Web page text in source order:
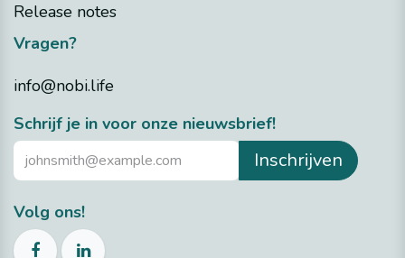
Release notes
Vragen?
info@nobi.life
​Schrijf je in voor onze nieuwsbrief!
Inschrijven
Volg ons!